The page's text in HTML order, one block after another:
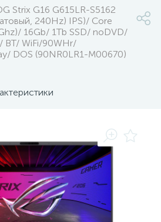
Strix G16 G615LR-S5162
240Hz) IPS)/ Core
16Gb/ 1Tb SSD/ noDVD/
BT/ WiFi/90WHr/
DOS (90NR0LR1-M00670)